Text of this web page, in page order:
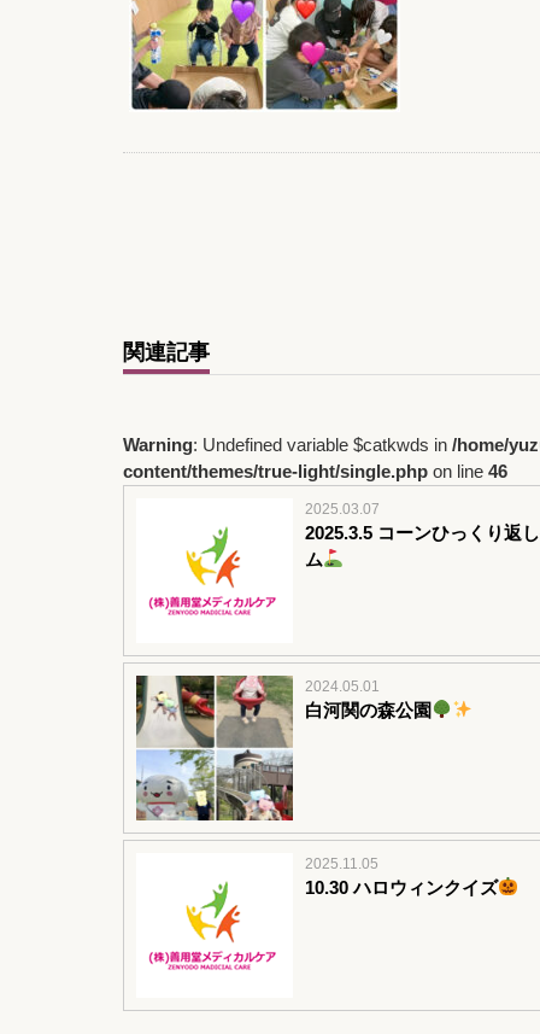
関連記事
Warning: Undefined variable $catkwds in /home/
content/themes/true-light/single.php on line 46
2025.03.07
2025.3.5 コーンひっくり返
ム
2024.05.01
白河関の森公園
2025.11.05
10.30 ハロウィンクイズ